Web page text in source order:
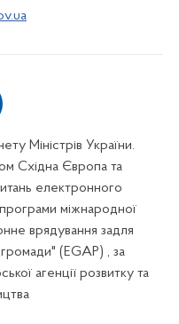
Міністрів України.
Східна Європа та
електронного
міжнародної
врядування задля
громади" (EGAP) , за
агенції розвитку та